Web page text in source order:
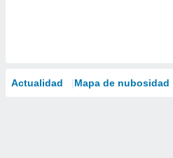
Actualidad Mapa de nubosidad